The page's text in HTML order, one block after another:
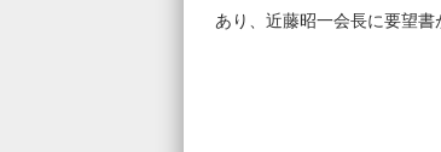
あり、近藤昭一会長に要望書